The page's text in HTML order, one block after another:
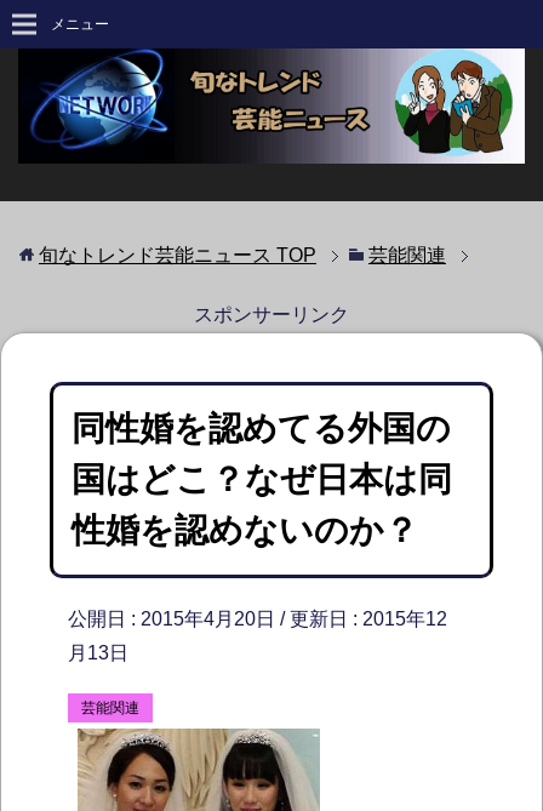
メニュー
旬なトレンド芸能ニュース TOP 芸能関連
スポンサーリンク
同性婚を認めてる外国の
国はどこ？なぜ日本は同
性婚を認めないのか？
公開日 : 2015年4月20日 / 更新日 : 2015年12
月13日
芸能関連